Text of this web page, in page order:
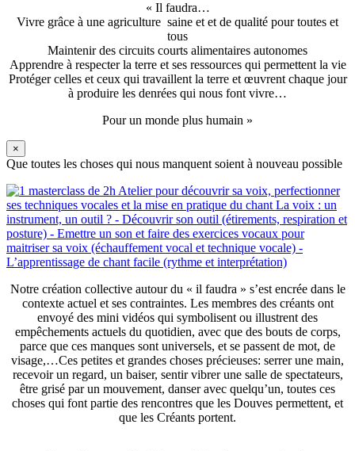
« Il faudra…
Vivre grâce à une agriculture saine et et de qualité pour toutes et
tous
Maintenir des circuits courts alimentaires autonomes
Apprendre à respecter la terre et ses ressources qui permettent la vie
Protéger celles et ceux qui travaillent la terre et œuvrent chaque jour
à produire les denrées qui nous font vivre…
Pour un monde plus humain »
×
Que toutes les choses qui nous manquent soient à nouveau possible
Notre création collective autour du « il faudra » s’est encrée dans le
contexte actuel et ses contraintes. Les membres des créants ont
envoyé des mini vidéos qui symbolisent ou illustrent des
empêchements actuels du quotidien, avec que des bouts de corps,
parce que ces manques sont universels, et se passent de mot, de
visage,…Ces petites et grandes choses précieuses: serrer une main,
recevoir un regard, un baiser, sentir vibrer une salle de spectateurs,
être grisé par un mouvement, danser avec quelqu’un, toutes ces
choses qui font partie des rencontres que les Douves permettent, et
que les Créants portent.